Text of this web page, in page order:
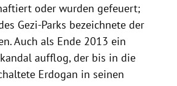
oder wurden gefeuert;
Gezi-Parks bezeichnete der
Auch als Ende 2013 ein
aufflog, der bis in die
Erdogan in seinen